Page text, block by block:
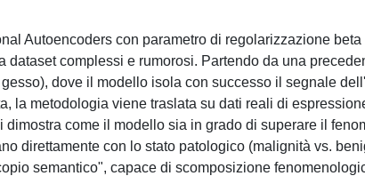
Autoencoders con parametro di regolarizzazione beta
complessi e rumorosi. Partendo da una
dove il modello isola con successo il segnale
la metodologia viene traslata su dati reali di
come il modello sia in grado di superare il
direttamente con lo stato patologico (malignità vs.
semantico", capace di scomposizione